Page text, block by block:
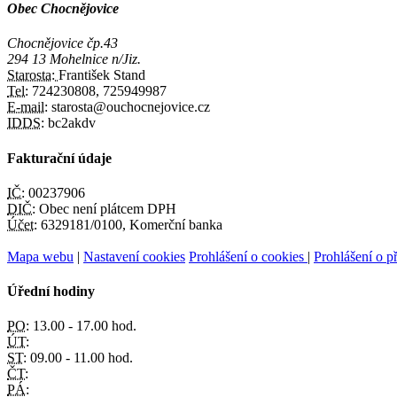
Obec Chocnějovice
Chocnějovice čp.43
294 13 Mohelnice n/Jiz.
Starosta: František Stand
Tel: 724230808, 725949987
E-mail: starosta@ouchocnejovice.cz
IDDS: bc2akdv
Fakturační údaje
IČ: 00237906
DIČ: Obec není plátcem DPH
Účet: 6329181/0100, Komerční banka
Mapa webu | Nastavení cookies Prohlášení o cookies | Prohlášení o
Úřední hodiny
PO: 13.00 - 17.00 hod.
ÚT:
ST: 09.00 - 11.00 hod.
ČT:
PÁ: